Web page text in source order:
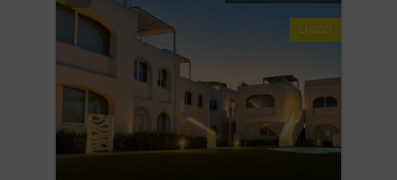
LUSSO